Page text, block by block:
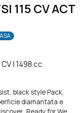
115 CV ACT
CV|1498 cc
black style Pack
diamantata e